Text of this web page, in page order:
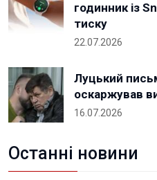
годинник із
тиску
22.07.2026
Луцький
оскаржував
16.07.2026
Останні новини